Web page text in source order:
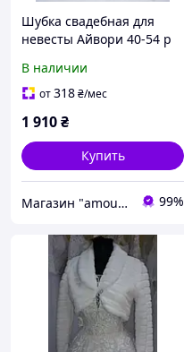
Шубка свадебная для
невесты Айвори 40-54 р
невесты Шуба с брошью
свадебная
В наличии
от318₴/мес
1 910₴
Купить
Магазин "amourshop.net" (Амуршоп) 99%